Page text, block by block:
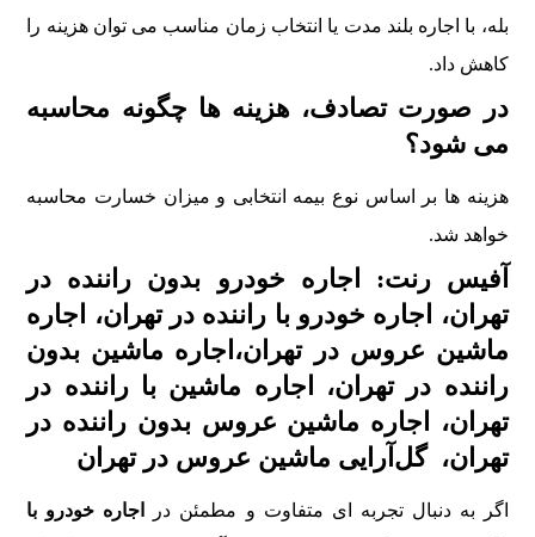
بله، با اجاره بلند مدت یا انتخاب زمان مناسب می توان هزینه را
کاهش داد.
در صورت تصادف، هزینه ها چگونه محاسبه
می شود؟
هزینه ها بر اساس نوع بیمه انتخابی و میزان خسارت محاسبه
خواهد شد.
آفیس رنت: اجاره خودرو بدون راننده در
تهران، اجاره خودرو با راننده در تهران، اجاره
ماشین عروس در تهران،اجاره ماشین بدون
راننده در تهران، اجاره ماشین با راننده در
تهران، اجاره ماشین عروس بدون راننده در
تهران، گل‌آرایی ماشین عروس در تهران
اگر به دنبال تجربه‌ ای متفاوت و مطمئن در
اجاره خودرو با